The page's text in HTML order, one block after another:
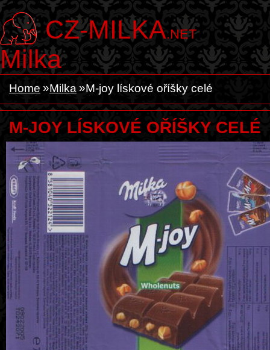
CZ-MILKA.NET
Milka
Home Milka M-joy lískové oříšky celé
M-JOY LÍSKOVÉ OŘÍŠKY CELÉ